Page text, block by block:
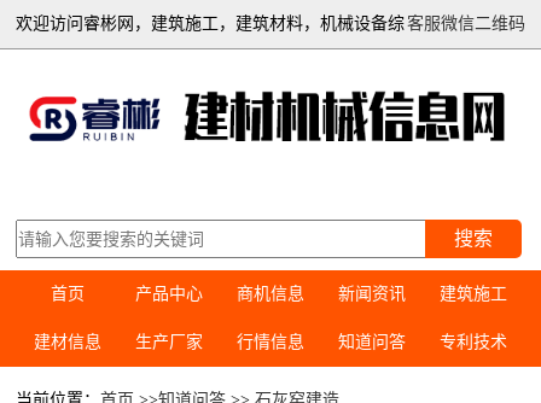
客服微信二维码
欢迎访问睿彬网，建筑施工，建筑材料，机械设备综
搜索
首页 产品中心 商机信息 新闻资讯 建筑施工
建材信息 生产厂家 行情信息 知道问答 专利技术